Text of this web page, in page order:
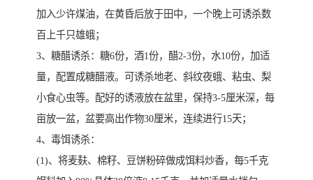
加入少许煤油，在黄昏后放于田中，一个晚上可诱杀数
百上千只雄蛾；
3、糖醋诱杀：糖6份，酒1份，醋2-3份，水10份，加适
量，配置成糖醋液。可诱杀地老、斜纹夜蛾、粘虫、梨
小食心虫等。配好的诱液放在盆里，保持3-5厘米深，每
亩放一盆，盆要高出作物30厘米，连续进行15天；
4、毒饵诱杀：
(1)、将麦麸、棉籽、豆饼粉碎做成饵料炒香，每5千克